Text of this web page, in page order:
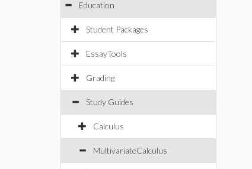
Education
Student Packages
EssayTools
Grading
Study Guides
Calculus
MultivariateCalculus